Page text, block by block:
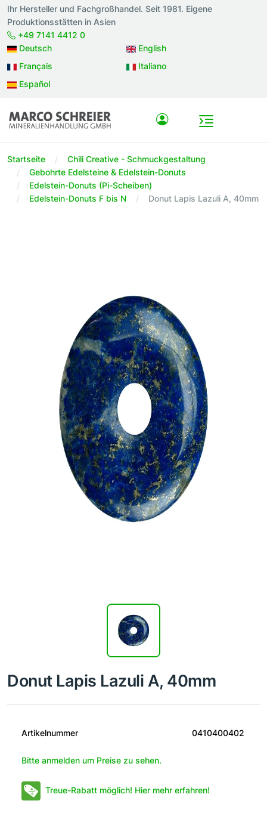
Ihr Hersteller und Fachgroßhandel. Seit 1981. Eigene
Produktionsstätten in Asien
+49 7141 4412 0
Deutsch
English
Français
Italiano
Español
Startseite
Chili Creative - Schmuckgestaltung
Gebohrte Edelsteine & Edelstein-Donuts
Edelstein-Donuts (Pi-Scheiben)
Edelstein-Donuts F bis N
Donut Lapis Lazuli A, 40mm
Donut Lapis Lazuli A, 40mm
Artikelnummer 0410400402
Bitte anmelden um Preise zu sehen.
Treue-Rabatt möglich! Hier mehr erfahren!